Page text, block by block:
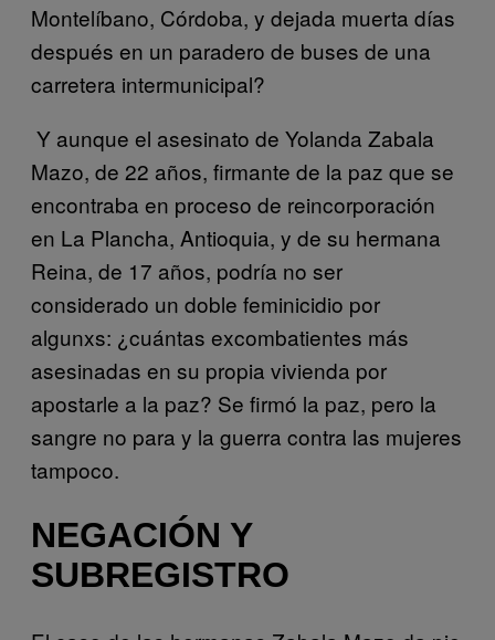
Montelíbano, Córdoba, y dejada muerta días
después en un paradero de buses de una
carretera intermunicipal?
Y aunque el asesinato de Yolanda Zabala
Mazo, de 22 años, firmante de la paz que se
encontraba en proceso de reincorporación
en La Plancha, Antioquia, y de su hermana
Reina, de 17 años, podría no ser
considerado un doble feminicidio por
algunxs: ¿cuántas excombatientes más
asesinadas en su propia vivienda por
apostarle a la paz? Se firmó la paz, pero la
sangre no para y la guerra contra las mujeres
tampoco.
NEGACIÓN Y
SUBREGISTRO